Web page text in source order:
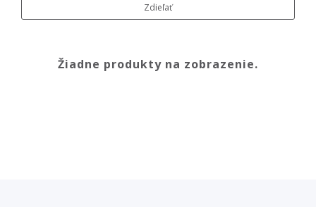
Zdieľať
Žiadne produkty na zobrazenie.